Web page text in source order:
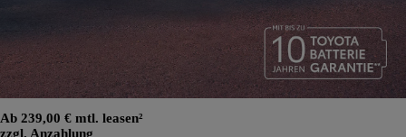
Ab 239,00 € mtl. leasen²
zzgl. Anzahlung